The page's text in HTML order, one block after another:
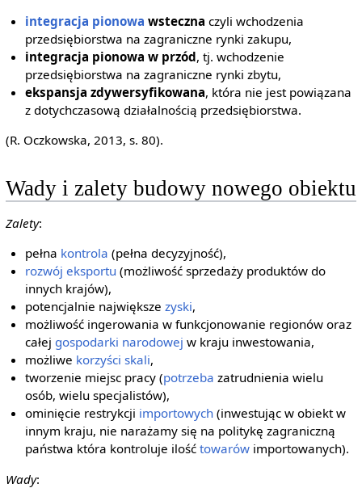
integracja pionowa wsteczna czyli wchodzenia
przedsiębiorstwa na zagraniczne rynki zakupu,
integracja pionowa w przód, tj. wchodzenie
przedsiębiorstwa na zagraniczne rynki zbytu,
ekspansja zdywersyfikowana, która nie jest powiązana
z dotychczasową działalnością przedsiębiorstwa.
(R. Oczkowska, 2013, s. 80).
Wady i zalety budowy nowego obiektu
Zalety:
pełna kontrola (pełna decyzyjność),
rozwój eksportu (możliwość sprzedaży produktów do
innych krajów),
potencjalnie największezyski,
możliwość ingerowania w funkcjonowanie regionów oraz
całej gospodarki narodowej w kraju inwestowania,
możliwe korzyści skali,
tworzenie miejsc pracy (potrzeba zatrudnienia wielu
osób, wielu specjalistów),
ominięcie restrykcji importowych (inwestując w obiekt w
innym kraju, nie narażamy się na politykę zagraniczną
państwa która kontroluje ilośćtowarów importowanych).
Wady: